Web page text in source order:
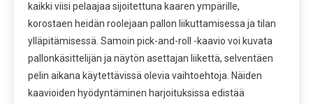
kaikki viisi pelaajaa sijoitettuna kaaren ympärille,
korostaen heidän roolejaan pallon liikuttamisessa ja tilan
ylläpitämisessä. Samoin pick-and-roll -kaavio voi kuvata
pallonkäsittelijän ja näytön asettajan liikettä, selventäen
pelin aikana käytettävissä olevia vaihtoehtoja. Näiden
kaavioiden hyödyntäminen harjoituksissa edistää